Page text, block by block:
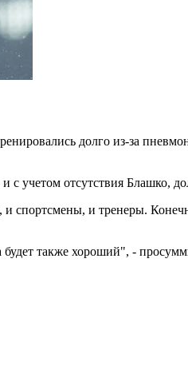
долго из-за
учетом отсутствия Блашко,
спортсмены, и тренеры.
будет также хороший", -